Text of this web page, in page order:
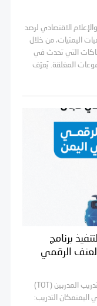
الاقتصادي لرصد
اليمنيات، من خلال
التي تحدث في
المغلقة. يُعرّف
برنامج
إعلان فتح باب التقديم للمدربين/ات لتنفيذ برنامج تدريب المدربين (TOT)
التدريب: